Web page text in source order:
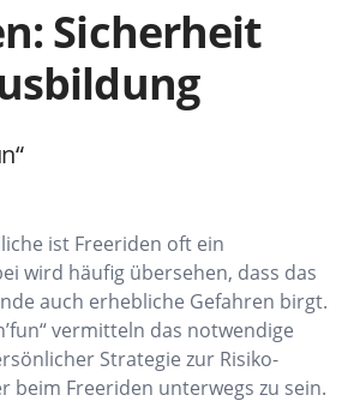
Sicherheit
ist Freeriden oft ein
wird häufig übersehen, dass das
auch erhebliche Gefahren birgt.
vermitteln das notwendige
Strategie zur Risiko-
beim Freeriden unterwegs zu sein.